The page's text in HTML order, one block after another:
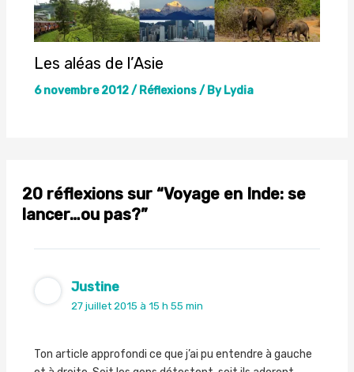
Les aléas de l’Asie
6 novembre 2012/ Réflexions/ ByLydia
20 réflexions sur “Voyage en Inde: se
lancer…ou pas?”
Justine
27 juillet 2015 à 15 h 55 min
Ton article approfondi ce que j’ai pu entendre à gauche